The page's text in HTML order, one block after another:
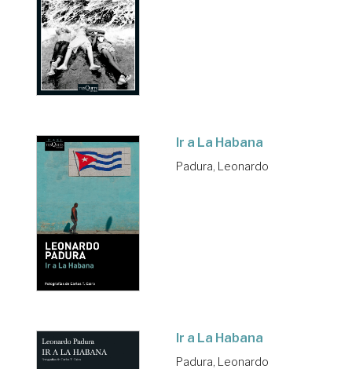
Ir a La Habana
Padura, Leonardo
Ir a La Habana
Padura, Leonardo